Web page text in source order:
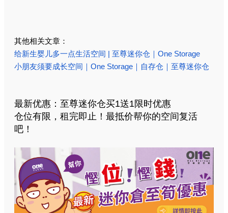
其他相关文章：
给新生婴儿多一点生活空间 | 至尊迷你仓｜One Storage
小朋友须要成长空间｜One Storage｜自存仓｜至尊迷你仓
最新优惠： 至尊迷你仓买1送1限时优惠
仓位有限，租完即止！最抵价帮你的空间复活
吧！